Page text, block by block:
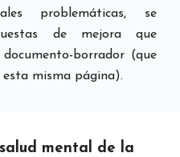
les problemáticas, se
uestas de mejora que
borrador (que
esta misma página).
mental de la